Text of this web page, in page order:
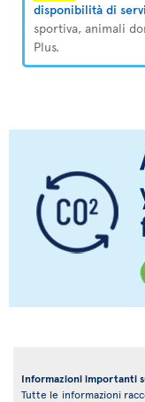
disponibilità di
sportiva, animali
Plus.
Informazioni importanti
Tutte le informazioni